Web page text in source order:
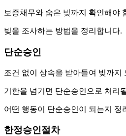
보증채무와 숨은 빚까지 확인해야
빚을 조사하는 방법을 정리합니다.
단순승인
조건 없이 상속을 받아들여 빚까지
기한을 넘기면 단순승인으로 처리
어떤 행동이 단순승인이 되는지 정
한정승인절차